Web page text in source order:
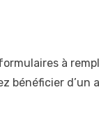
à
d’un